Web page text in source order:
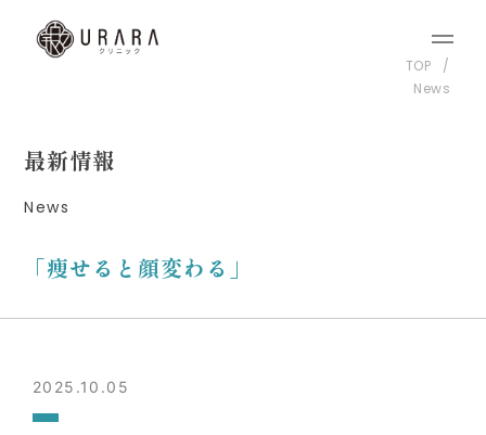
TOP
News
最新情報
News
「痩せると顔変わる」
2025.10.05